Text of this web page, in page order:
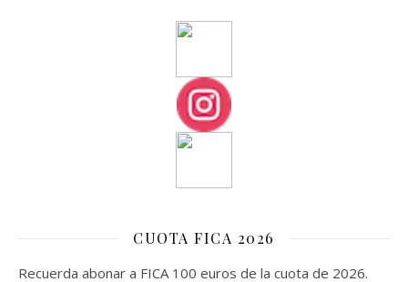
CUOTA FICA 2026
Recuerda abonar a FICA 100 euros de la cuota de 2026.